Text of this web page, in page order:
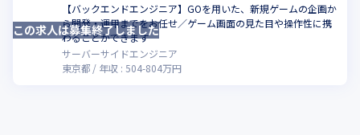
【バックエンドエンジニア】GOを用いた、新規ゲームの企画か
ら開発・運用までをお任せ／ゲーム画面の見た目や操作性に携
わることができます
サーバーサイドエンジニア
東京都
年収 : 504-804万円
この求人は募集終了しました